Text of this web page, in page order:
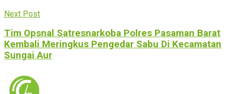
Next Post
Tim Opsnal Satresnarkoba Polres Pasaman Barat
Kembali Meringkus Pengedar Sabu Di Kecamatan
Sungai Aur